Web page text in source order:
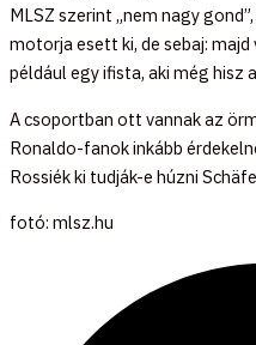
MLSZ szerint „nem nagy
motorja esett ki, de sebaj:
például egy ifista, aki még hisz
A csoportban ott vannak az
Ronaldo-fanok inkább
Rossiék ki tudják-e húzni
fotó: mlsz.hu